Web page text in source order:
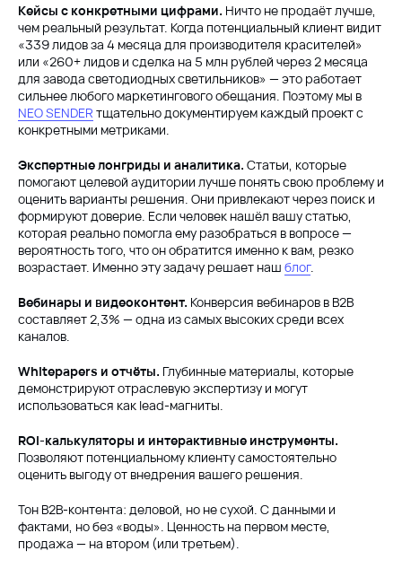
Кейсы с конкретными цифрами. Ничто не продаёт лучше,
чем реальный результат. Когда потенциальный клиент видит
«339 лидов за 4 месяца для производителя красителей»
или «260+ лидов и сделка на 5 млн рублей через 2 месяца
для завода светодиодных светильников» — это работает
сильнее любого маркетингового обещания. Поэтому мы в
NEO SENDER тщательно документируем каждый проект с
конкретными метриками.
Экспертные лонгриды и аналитика. Статьи, которые
помогают целевой аудитории лучше понять свою проблему и
оценить варианты решения. Они привлекают через поиск и
формируют доверие. Если человек нашёл вашу статью,
которая реально помогла ему разобраться в вопросе —
вероятность того, что он обратится именно к вам, резко
возрастает. Именно эту задачу решает наш блог.
Вебинары и видеоконтент. Конверсия вебинаров в B2B
составляет 2,3% — одна из самых высоких среди всех
каналов.
Whitepapers и отчёты. Глубинные материалы, которые
демонстрируют отраслевую экспертизу и могут
использоваться как lead-магниты.
ROI-калькуляторы и интерактивные инструменты.
Позволяют потенциальному клиенту самостоятельно
оценить выгоду от внедрения вашего решения.
Тон B2B-контента: деловой, но не сухой. С данными и
фактами, но без «воды». Ценность на первом месте,
продажа — на втором (или третьем).